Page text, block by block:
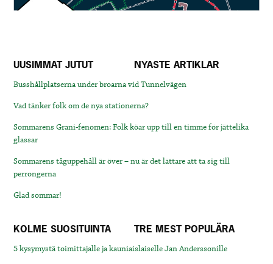
UUSIMMAT JUTUT NYASTE ARTIKLAR
Busshållplatserna under broarna vid Tunnelvägen
Vad tänker folk om de nya stationerna?
Sommarens Grani-fenomen: Folk köar upp till en timme för jättelika
glassar
Sommarens tåguppehåll är över – nu är det lättare att ta sig till
perrongerna
Glad sommar!
KOLME SUOSITUINTA TRE MEST POPULÄRA
5 kysymystä toimittajalle ja kauniaislaiselle Jan Anderssonille